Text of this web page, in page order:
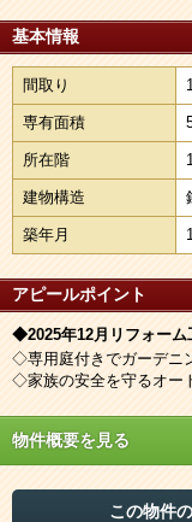
基本情報
間取り
専有面積
所在階
建物構造
築年月
アピールポイント
◆2025年12月リフォー
◇専用庭付きでガーデニ
◇家族の安全を守るオー
物件概要を見る
この物件